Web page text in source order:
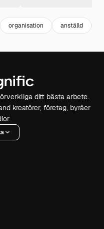
organisation anställd
ditt bästa arbete.
kreatörer, företag, byråer